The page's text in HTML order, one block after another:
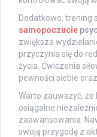
Dodatkowo, trening
samopoczucie
zwiększa
przyczynia się do
życia. Ćwiczenia
pewności siebie
Warto zauważyć, że
osiągalne
zaawansowania.
swoją przygodę z